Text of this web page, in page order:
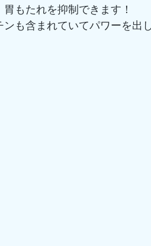
もたれを抑制できます！
も含まれていてパワーを出